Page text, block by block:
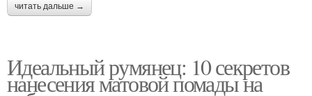
читать дальше →
Идеальный румянец: 10 секретов
нанесения матовой помады на